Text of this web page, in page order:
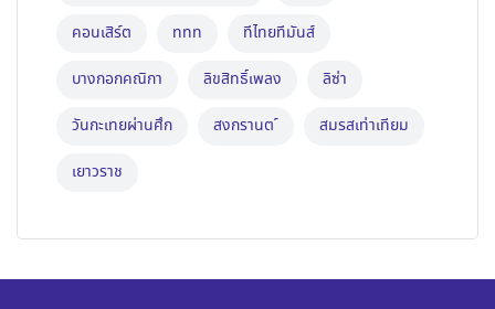
คอนเสิร์ต ททท ทีไทยทีมันส์
บางกอกคณิกา ลิขสิทธิ์เพลง ลิซ่า
วันกะเทยผ่านศึก สงกรานต ์ สมรสเท่าเทียม
เยาวราช